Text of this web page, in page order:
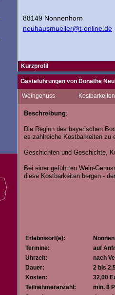
88149 Nonnenhorn
neuhausmueller@t-online.de
Kurzprofil
Nonnenhorn mit all ihrer Vielfalt.
Die herrlichen Aussichten auf
Seewein im Glas zu erleben –
Gästeführungen von Donathe
Weingenuss
Beschreibung:
Die Region des bayerischen
es zahlreiche Kostbarkeiten zu
Geschichten und Geschichte,
Bei einer geführten Wein-
diese Kostbarkeiten bergen -
Erlebnisort(e):
Termine:
auf
Uhrzeit:
nach
Dauer:
2 bis
Kosten:
32,00
Teilnehmeranzahl:
min. 8